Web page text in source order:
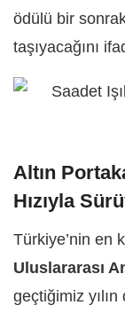
ödülü bir
taşıyacağını
Altın
Hızıyla
Türkiye’nin en
Uluslararası
geçtiğimiz